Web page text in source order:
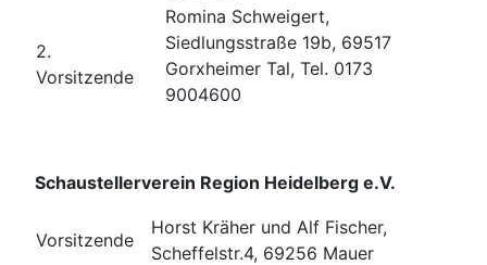
2.
Vorsitzende
Romina Schweigert,
Siedlungsstraße 19b, 69517
Gorxheimer Tal, Tel. 0173
9004600
Schaustellerverein Region Heidelberg e.V.
Vorsitzende
Horst Kräher und Alf Fischer,
Scheffelstr.4, 69256 Mauer